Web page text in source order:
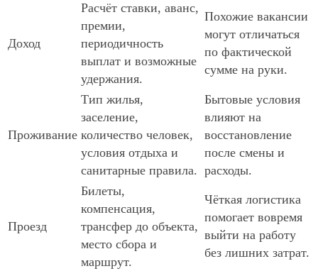
Доход
Расчёт ставки, аванс,
премии,
периодичность
выплат и возможные
удержания.
Похожие вакансии
могут отличаться
по фактической
сумме на руки.
Проживание
Тип жилья,
заселение,
количество человек,
условия отдыха и
санитарные правила.
Бытовые условия
влияют на
восстановление
после смены и
расходы.
Проезд
Билеты,
компенсация,
трансфер до объекта,
место сбора и
маршрут.
Чёткая логистика
помогает вовремя
выйти на работу
без лишних затрат.